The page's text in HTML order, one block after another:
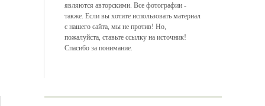
являются авторскими. Все фотографии -
также. Если вы хотите использовать материал
с нашего сайта, мы не против! Но,
пожалуйста, ставьте ссылку на источник!
Спасибо за понимание.